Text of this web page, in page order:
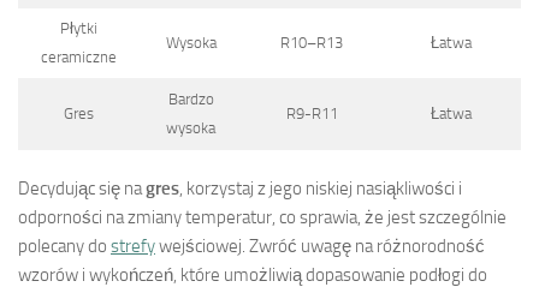
Płytki
ceramiczne
Wysoka R10–R13 Łatwa
Gres
Bardzo
wysoka
R9-R11 Łatwa
Decydując się nagres, korzystaj z jego niskiej nasiąkliwości i
odporności na zmiany temperatur, co sprawia, że jest szczególnie
polecany do strefywejściowej. Zwróć uwagę na różnorodność
wzorów i wykończeń, które umożliwią dopasowanie podłogi do